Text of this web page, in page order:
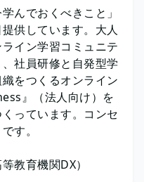
んでおくべきこと」
供しています。大人
イン学習コミュニテ
社員研修と自発型学
をつくるオンライン
』（法人向け）を
っています。コンセ
す。
教育機関DX）